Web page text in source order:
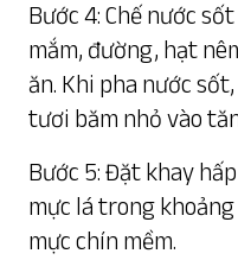
Bước 4: Chế nước
mắm, đường, hạt
ăn. Khi pha nước
tươi băm nhỏ vào
Bước 5: Đặt khay
mực lá trong
mực chín mềm.